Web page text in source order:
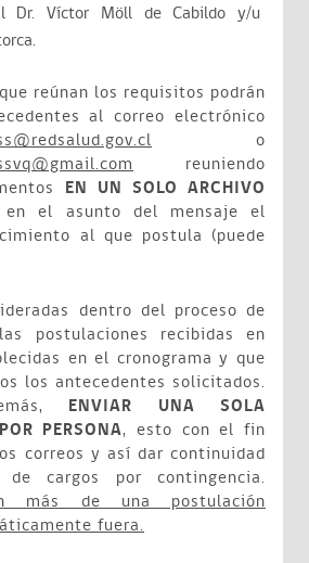
Dr. Víctor Möll de Cabildo y/u
reúnan los requisitos podrán
al correo electrónico
o
reuniendo
EN UN SOLO ARCHIVO
en el asunto del mensaje el
al que postula (puede
dentro del proceso de
postulaciones recibidas en
en el cronograma y que
los antecedentes solicitados.
ENVIAR UNA SOLA
PERSONA, esto con el fin
correos y así dar continuidad
cargos por contingencia.
más de una postulación
fuera.